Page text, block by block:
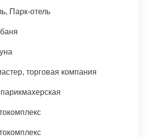
Парк-отель
торговая компания